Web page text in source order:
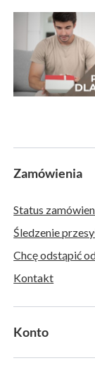
Zamówienia
Status
Śledzenie
Chcę odstąpić
Kontakt
Konto